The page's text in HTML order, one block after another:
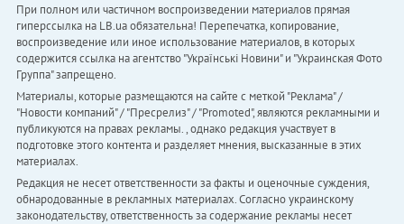
При полном или частичном воспроизведении материалов прямая
гиперссылка на LB.ua обязательна! Перепечатка, копирование,
воспроизведение или иное использование материалов, в которых
содержится ссылка на агентство "Українськi Новини" и "Украинская Фото
Группа" запрещено.
Материалы, которые размещаются на сайте с меткой "Реклама" /
"Новости компаний" / "Пресрелиз" / "Promoted", являются рекламными и
публикуются на правах рекламы. , однако редакция участвует в
подготовке этого контента и разделяет мнения, высказанные в этих
материалах.
Редакция не несет ответственности за факты и оценочные суждения,
обнародованные в рекламных материалах. Согласно украинскому
законодательству, ответственность за содержание рекламы несет